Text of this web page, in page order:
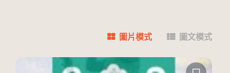
圖片模式 圖文模式